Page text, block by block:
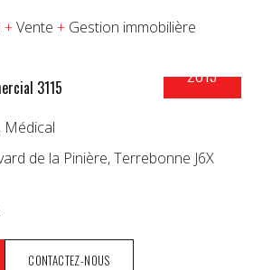
+Vente +Gestion immobilière
2015
Médical
de la Pinière, Terrebonne J6X
CONTACTEZ-NOUS